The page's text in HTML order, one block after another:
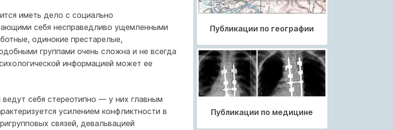
иметь дело с социально
себя несправедливо ущемленными
одинокие престарелые,
группами очень сложна и не всегда
информацией может ее
себя стереотипно — у них главным
усилением конфликтности в
связей, девальвацией
Публикации по географии
Публикации по медицине